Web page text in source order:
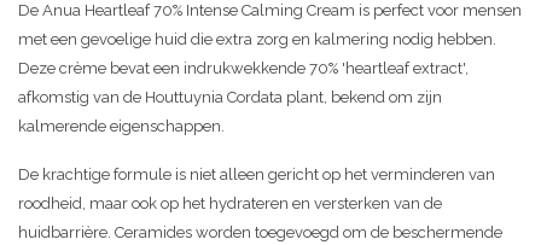
De Anua Heartleaf 70% Intense Calming Cream is perfect voor mensen
met een gevoelige huid die extra zorg en kalmering nodig hebben.
Deze crème bevat een indrukwekkende 70% 'heartleaf extract',
afkomstig van de Houttuynia Cordata plant, bekend om zijn
kalmerende eigenschappen.
De krachtige formule is niet alleen gericht op het verminderen van
roodheid, maar ook op het hydrateren en versterken van de
huidbarrière. Ceramides worden toegevoegd om de beschermende